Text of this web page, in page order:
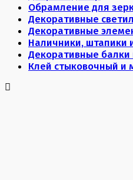
Обрамление для
Декоративные
Декоративные
Наличники, штапики
Декоративные балки
Клей стыковочный и